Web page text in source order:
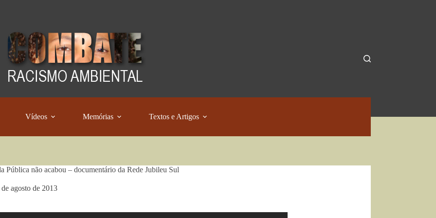
Vídeos Memórias Textos e Artigos
Pública não acabou – documentário da Rede Jubileu Sul
agosto de 2013